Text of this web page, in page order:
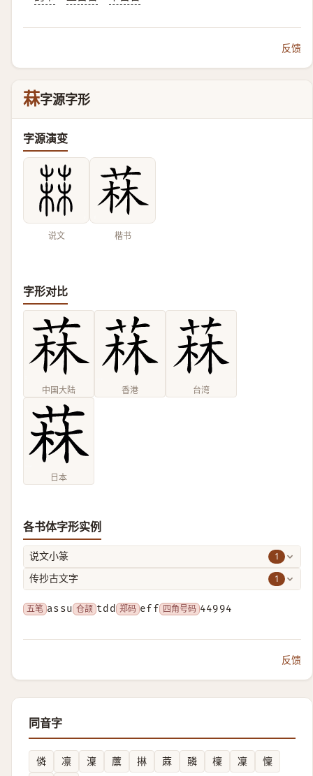
反馈
菻字源字形
字源演变
说文 楷书
字形对比
中国大陆 香港 台湾
日本
各书体字形实例
说文小篆 1
传抄古文字 1
五笔 assu 仓颉 tdd 郑码 eff 四角号码 44994
反馈
同音字
僯 凛 澟 䕲 㨆 蔴 䫰 檁 凜
懍